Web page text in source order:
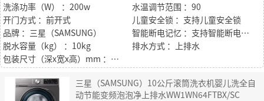
洗涤功率（W） ：200w
水温调节范围 ：90
开门方式 ：前开式
儿童安全锁 ：支持儿童安全锁
品牌 ：三星（SAMSUNG）
智能断电记忆 ：支持智能断电记忆
脱水容量（kg） ：10kg
排水方式 ：上排水
包装尺寸（深x宽x高）mm ：680x706x950mm
三星（SAMSUNG）10公斤滚筒洗衣机婴儿洗全自
动节能变频泡泡净上排水WW1WN64FTBX/SC